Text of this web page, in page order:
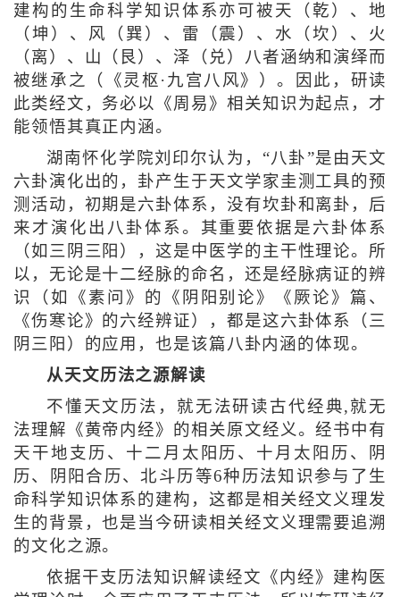
建构的生命科学知识体系亦可被天（乾）、地
（坤）、风（巽）、雷（震）、水（坎）、火
（离）、山（艮）、泽（兑）八者涵纳和演绎而
被继承之（《灵枢·九宫八风》）。因此，研读
此类经文，务必以《周易》相关知识为起点，才
能领悟其真正内涵。
湖南怀化学院刘印尔认为，“八卦”是由天文
六卦演化出的，卦产生于天文学家圭测工具的预
测活动，初期是六卦体系，没有坎卦和离卦，后
来才演化出八卦体系。其重要依据是六卦体系
（如三阴三阳），这是中医学的主干性理论。所
以，无论是十二经脉的命名，还是经脉病证的辨
识（如《素问》的《阴阳别论》《厥论》篇、
《伤寒论》的六经辨证），都是这六卦体系（三
阴三阳）的应用，也是该篇八卦内涵的体现。
从天文历法之源解读
不懂天文历法，就无法研读古代经典,就无
法理解《黄帝内经》的相关原文经义。经书中有
天干地支历、十二月太阳历、十月太阳历、阴
历、阴阳合历、北斗历等6种历法知识参与了生
命科学知识体系的建构，这都是相关经文义理发
生的背景，也是当今研读相关经文义理需要追溯
的文化之源。
依据干支历法知识解读经文《内经》建构医